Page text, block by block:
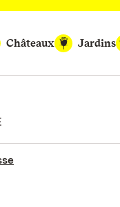
Châteaux
Jardins